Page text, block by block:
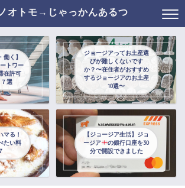
オトモ→じゃっかんあるつ
働く】
トワー
在許可
選
ジョージアってお土産選
びが難しくないです
か？〜在住者がおすすめ
するジョージアのお土産
10選〜
マる！
たい料
【ジョージア生活】ジョ
ージア
の銀行口座を30
分で開設できました